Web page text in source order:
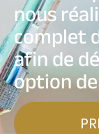
nous
complet
afin de
option